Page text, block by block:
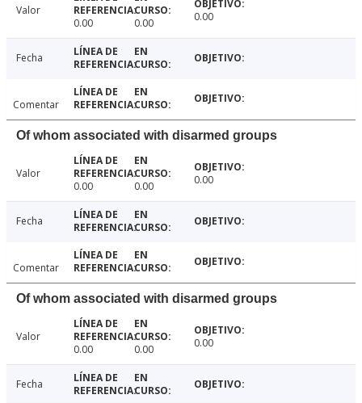
Valor
0.00
0.00 0.00
Fecha
Comentar
Of whom associated with disarmed groups
Valor
0.00
0.00 0.00
Fecha
Comentar
Of whom associated with disarmed groups
Valor
0.00
0.00 0.00
Fecha